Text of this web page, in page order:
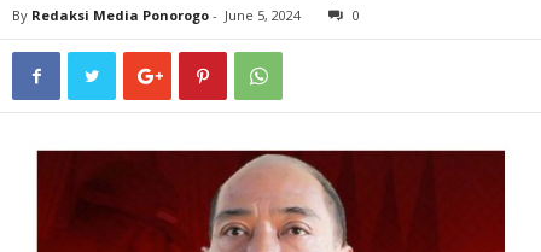
By Redaksi Media Ponorogo - June 5, 2024 0